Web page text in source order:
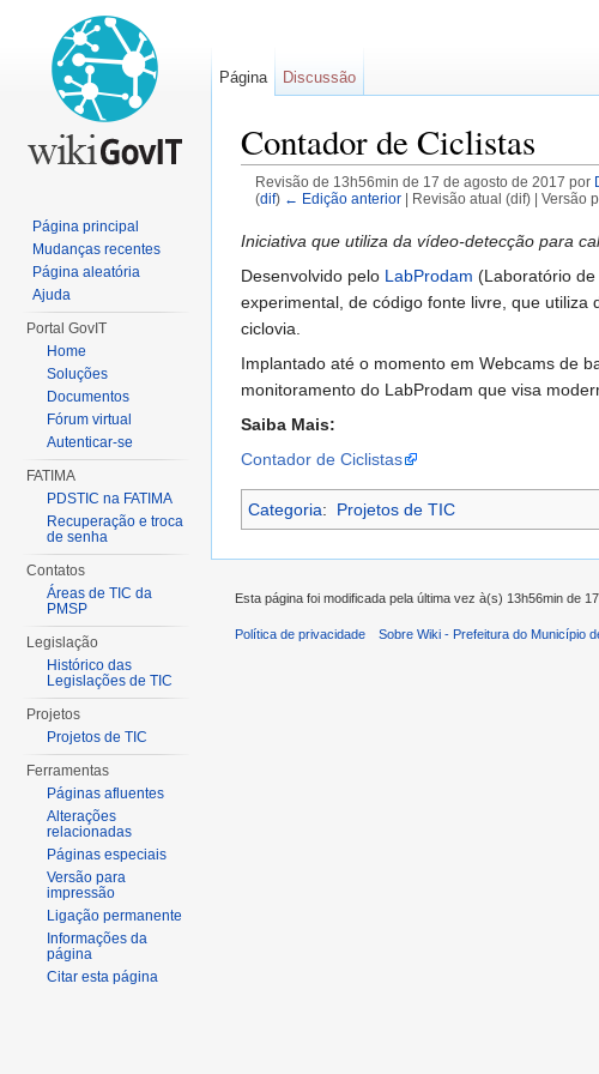
Contador de Ciclistas
Revisão de 13h56min de 17 de agosto de 2017 por
(dif) ← Edição anterior| Revisão atual (dif) | Versão
Iniciativa que utiliza da vídeo-detecção para
Desenvolvido pelo LabProdam (Laboratório
experimental, de código fonte livre, que
ciclovia.
Implantado até o momento em Webcams de
monitoramento do LabProdam que visa
Saiba Mais:
Contador de Ciclistas
Categoria: Projetos de TIC
Página Discussão
Página principal
Mudanças recentes
Página aleatória
Ajuda
Portal GovIT
Home
Soluções
Documentos
Fórum virtual
Autenticar-se
FATIMA
PDSTIC na FATIMA
Recuperação e troca
de senha
Contatos
Áreas de TIC da
PMSP
Legislação
Histórico das
Legislações de TIC
Projetos
Projetos de TIC
Ferramentas
Páginas afluentes
Alterações
relacionadas
Páginas especiais
Versão para
impressão
Ligação permanente
Informações da
página
Citar esta página
Esta página foi modificada pela última vez à(s) 13h56min de
Política de privacidade Sobre Wiki - Prefeitura do Município